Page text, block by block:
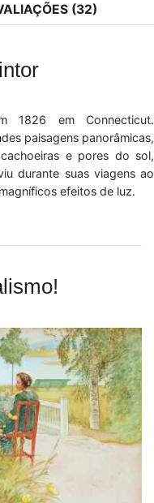
(32)
1826 em Connecticut.
paisagens panorâmicas,
e pores do sol,
durante suas viagens ao
efeitos de luz.